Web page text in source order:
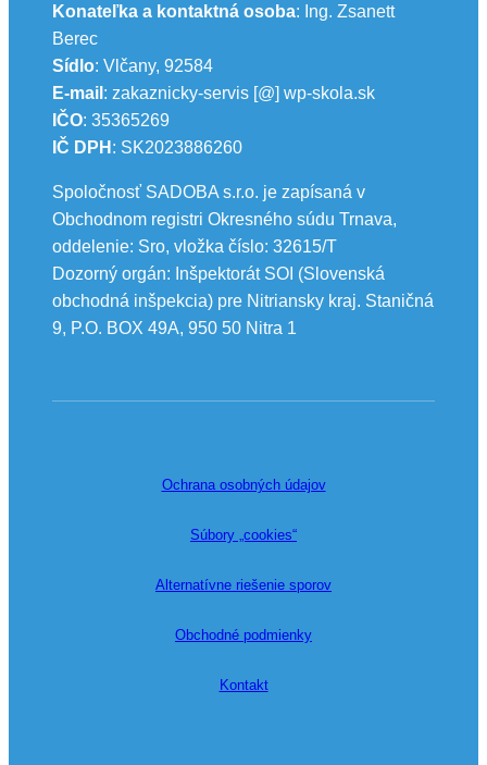
Konateľka a kontaktná osoba: Ing. Zsanett
Berec
Sídlo: Vlčany, 92584
E-mail : zakaznicky-servis [@] wp-skola.sk
IČO: 35365269
IČ DPH : SK2023886260
Spoločnosť SADOBA s.r.o. je zapísaná v
Obchodnom registri Okresného súdu Trnava,
oddelenie: Sro, vložka číslo: 32615/T
Dozorný orgán: Inšpektorát SOI (Slovenská
obchodná inšpekcia) pre Nitriansky kraj. Staničná
9, P.O. BOX 49A, 950 50 Nitra 1
Ochrana osobných údajov
Súbory „cookies“
Alternatívne riešenie sporov
Obchodné podmienky
Kontakt